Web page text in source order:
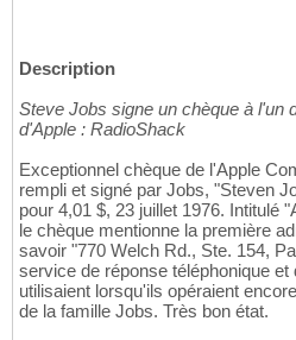
Description
Steve Jobs signe un chèque à l'un
d'Apple : RadioShack
Exceptionnel chèque de l'Apple
rempli et signé par Jobs, "Steven
pour 4,01 $, 23 juillet 1976. Intitulé
le chèque mentionne la première
savoir "770 Welch Rd., Ste. 154,
service de réponse téléphonique et
utilisaient lorsqu'ils opéraient
de la famille Jobs. Très bon état.